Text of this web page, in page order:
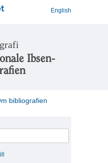
English
Ibsen-
bibliografien